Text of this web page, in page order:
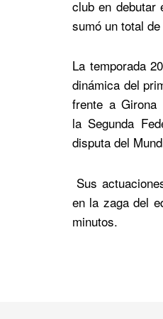
club en debutar
sumó un total
La temporada
dinámica del
frente a Girona
la Segunda
disputa del
Sus
en la zaga del
minutos.